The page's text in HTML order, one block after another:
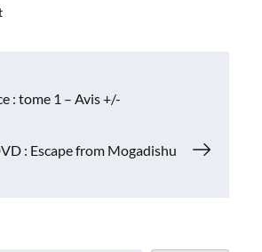
: tome 1 – Avis +/-
: Escape from Mogadishu